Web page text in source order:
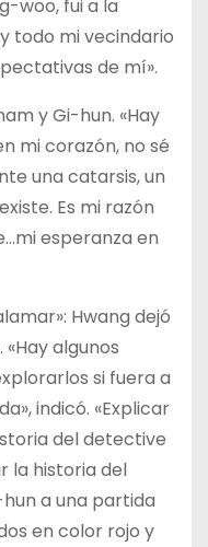
woo, fui a la
todo mi vecindario
de mí».
y Gi-hun. «Hay
mi corazón, no sé
una catarsis, un
Es mi razón
esperanza en
Hwang dejó
algunos
si fuera a
indicó. «Explicar
del detective
la historia del
a una partida
en color rojo y